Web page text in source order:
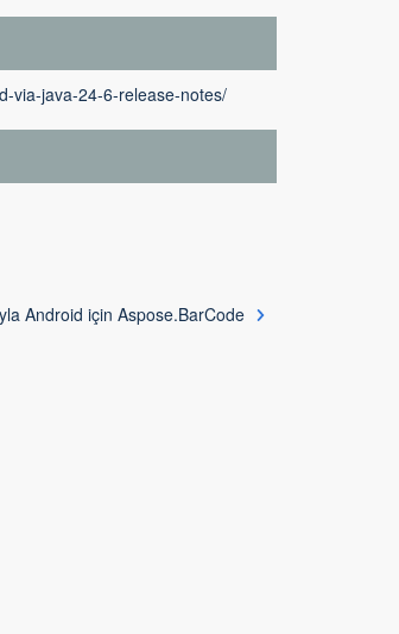
via-java-24-6-release-notes/
Android için Aspose.BarCode